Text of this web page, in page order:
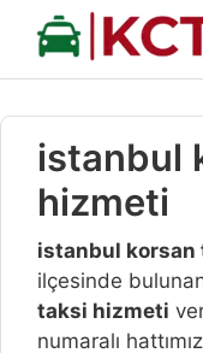
İçeriğe
istanbul
hizmeti
istanbul korsan
ilçesinde
taksi hizmeti
numaralı